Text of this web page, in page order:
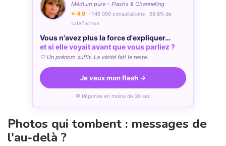
Médium pure – Flashs & Channeling
⭐ 4,9· +146 000 consultations · 99,6% de
satisfaction
Vous n'avez plus la force d'expliquer…
et si elle voyait avant que vous parliez ?
🤍 Un prénom suffit. La vérité fait le reste.
Je veux mon flash →
💬 Réponse en moins de 30 sec
Photos qui tombent : messages de
l'au-delà ?